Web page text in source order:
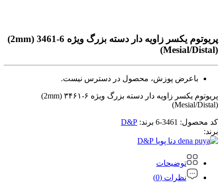
پریوتوم یکسر زاویه دار دسته بزرگ ویژه 6-3461 (2mm)
(Mesial/Distal)
باعرض پوزش، محصول در دسترس نیست.
پریوتوم یکسر زاویه دار دسته بزرگ ویژه ۶-۳۴۶۱ (2mm)
(Mesial/Distal)
کد محصول: 3461-6 برند: D&P
برند:
D&P
توضیحات
نظرات (0)